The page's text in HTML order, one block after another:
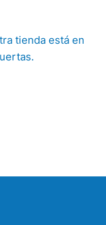
tienda está en